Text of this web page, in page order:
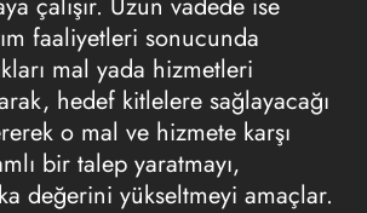
faaliyetleri sonucunda
mal yada hizmetleri
hedef kitlelere sağlayacağı
o mal ve hizmete karşı
bir talep yaratmayı,
değerini yükseltmeyi amaçlar.